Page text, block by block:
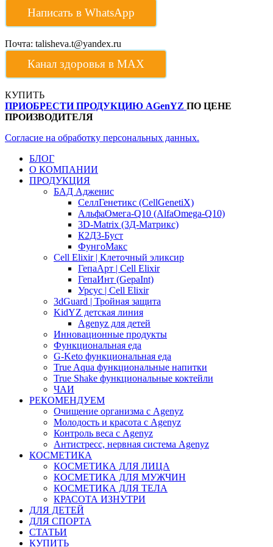
Написать в WhatsApp
Почта: talisheva.t@yandex.ru
Канал здоровья в МАХ
КУПИТЬ
ПРИОБРЕСТИ ПРОДУКЦИЮ AGenYZ ПО ЦЕНЕ
ПРОИЗВОДИТЕЛЯ
Согласие на обработку персональных данных.
БЛОГ
О КОМПАНИИ
ПРОДУКЦИЯ
БАД Адженис
СеллГенетикс (CellGenetiX)
АльфаОмега-Q10 (AlfaOmega-Q10)
3D-Matrix (3Д-Матрикс)
К2Д3-Буст
ФунгоМакс
Cell Elixir | Клеточный эликсир
ГепаАрт | Cell Elixir
ГепаИнт (GepaInt)
Урсус | Cell Elixir
3dGuard | Тройная защита
KidYZ детская линия
Agenyz для детей
Инновационные продукты
Функциональная еда
G-Keto функциональная еда
True Aqua функциональные напитки
True Shake функциональные коктейли
ЧАИ
РЕКОМЕНДУЕМ
Очищение организма с Agenyz
Молодость и красота с Agenyz
Контроль веса с Agenyz
Антистресс, нервная система Agenyz
КОСМЕТИКА
КОСМЕТИКА ДЛЯ ЛИЦА
КОСМЕТИКА ДЛЯ МУЖЧИН
КОСМЕТИКА ДЛЯ ТЕЛА
КРАСОТА ИЗНУТРИ
ДЛЯ ДЕТЕЙ
ДЛЯ СПОРТА
СТАТЬИ
КУПИТЬ